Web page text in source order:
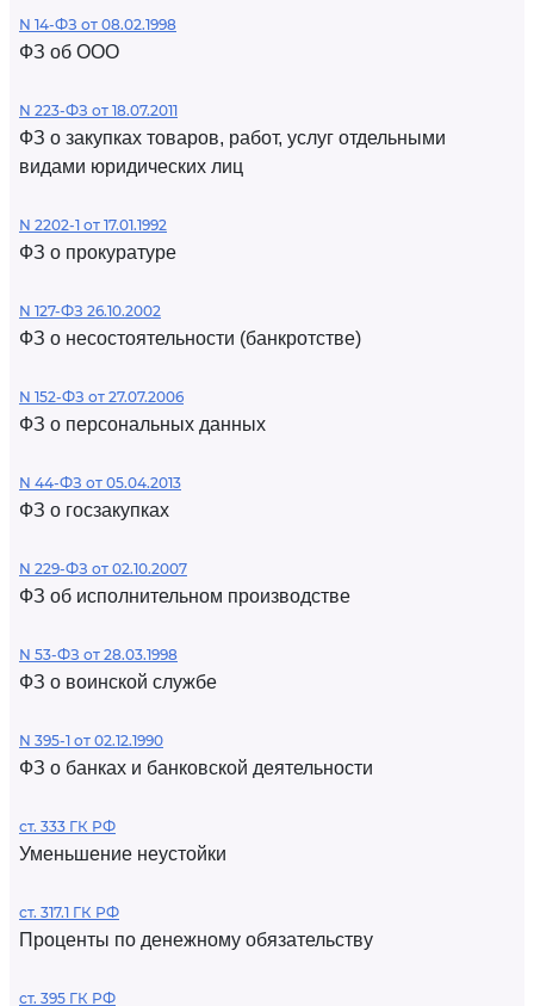
N 14-ФЗ от 08.02.1998
ФЗ об ООО
N 223-ФЗ от 18.07.2011
ФЗ о закупках товаров, работ, услуг отдельными
видами юридических лиц
N 2202-1 от 17.01.1992
ФЗ о прокуратуре
N 127-ФЗ 26.10.2002
ФЗ о несостоятельности (банкротстве)
N 152-ФЗ от 27.07.2006
ФЗ о персональных данных
N 44-ФЗ от 05.04.2013
ФЗ о госзакупках
N 229-ФЗ от 02.10.2007
ФЗ об исполнительном производстве
N 53-ФЗ от 28.03.1998
ФЗ о воинской службе
N 395-1 от 02.12.1990
ФЗ о банках и банковской деятельности
ст. 333 ГК РФ
Уменьшение неустойки
ст. 317.1 ГК РФ
Проценты по денежному обязательству
ст. 395 ГК РФ